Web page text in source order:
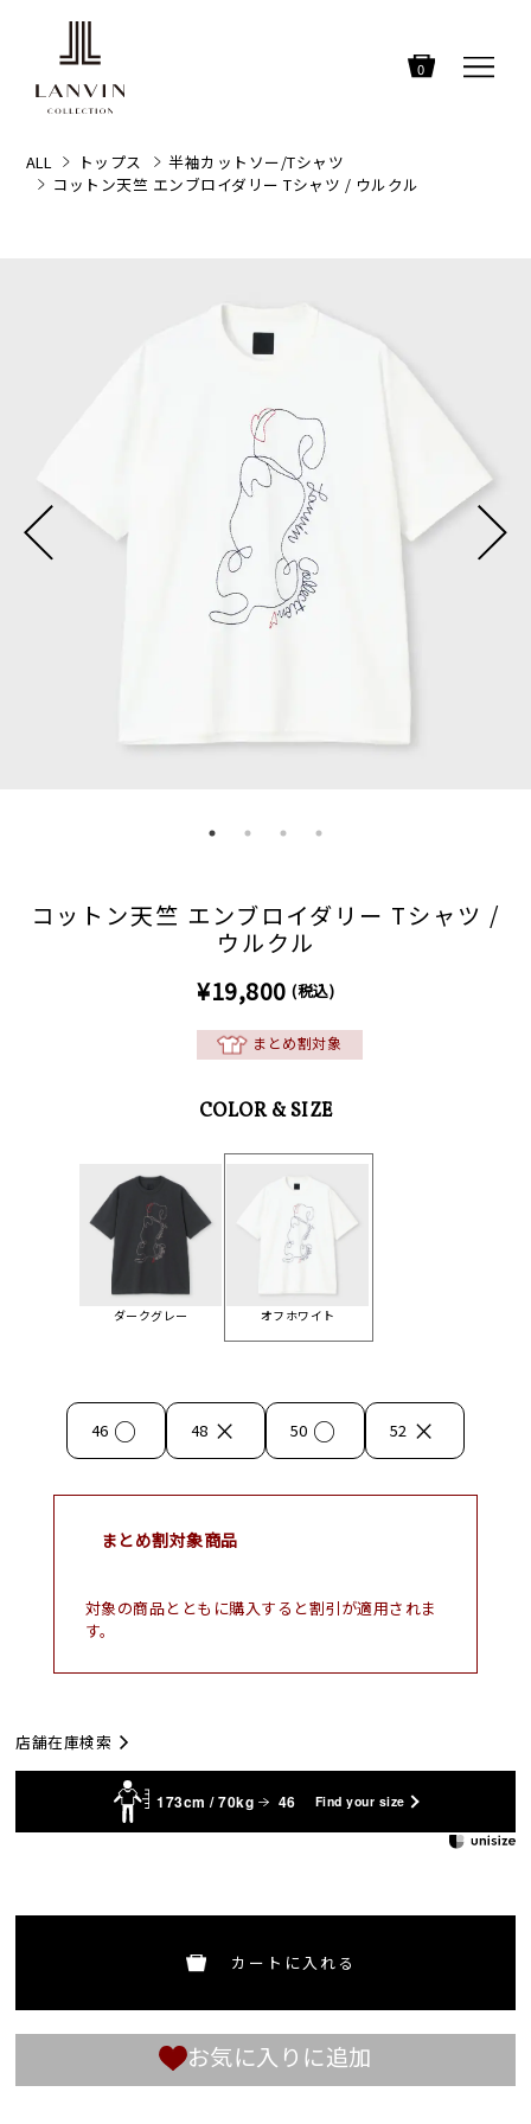
0
ALL トップス
半袖カットソー/Tシャツ
コットン天竺 エンブロイダリー Tシャツ / ウルクル
コットン天竺 エンブロイダリー Tシャツ /
ウルクル
¥19,800 (税込)
まとめ割対象
COLOR & SIZE
ダークグレー オフホワイト
46 ○ 48 × 50 ○ 52 ×
まとめ割対象商品
対象の商品とともに購入すると割引が適用されま
す。
店舗在庫検索
173cm / 70kg 46 Find your size
カートに入れる
お気に入りに追加